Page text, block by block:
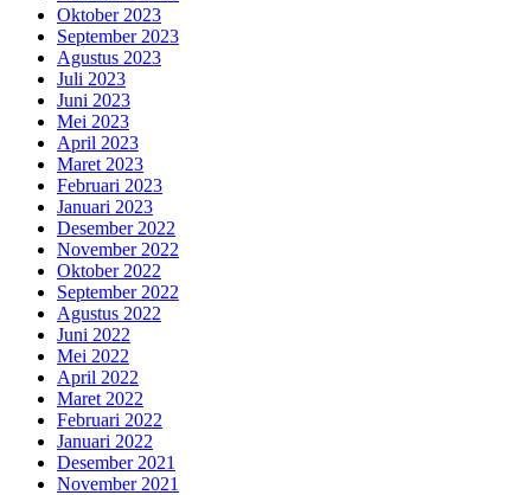
Oktober 2023
September 2023
Agustus 2023
Juli 2023
Juni 2023
Mei 2023
April 2023
Maret 2023
Februari 2023
Januari 2023
Desember 2022
November 2022
Oktober 2022
September 2022
Agustus 2022
Juni 2022
Mei 2022
April 2022
Maret 2022
Februari 2022
Januari 2022
Desember 2021
November 2021